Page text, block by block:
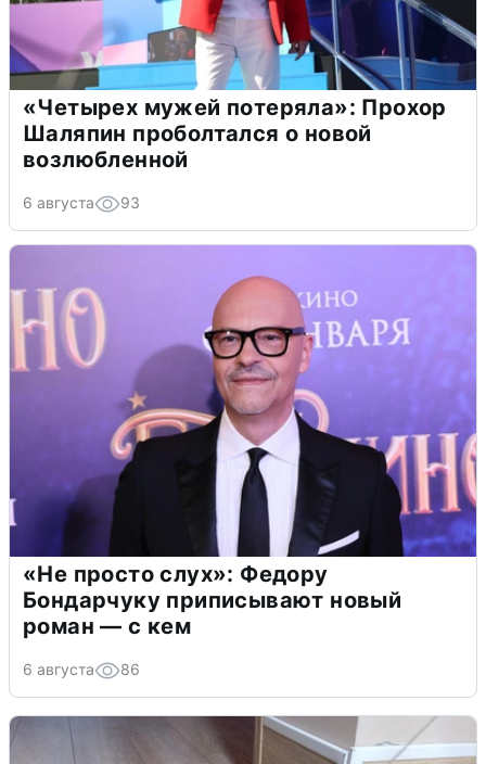
«Четырех мужей потеряла»: Прохор
Шаляпин проболтался о новой
возлюбленной
6 августа 93
«Не просто слух»: Федору
Бондарчуку приписывают новый
роман — с кем
6 августа 86